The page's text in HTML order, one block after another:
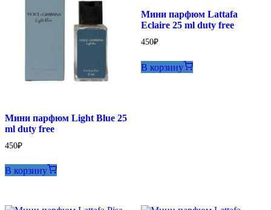
Мини парфюм Light Blue 25
ml duty free
450₽
В корзину
Мини парфюм Lattafa
Eclaire 25 ml duty free
450₽
В корзину